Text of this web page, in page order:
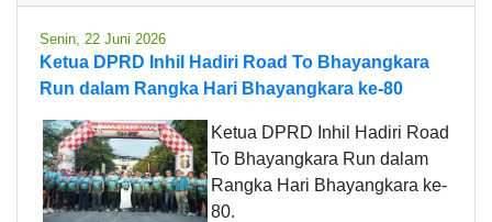
Senin, 22 Juni 2026
Ketua DPRD Inhil Hadiri Road To Bhayangkara
Run dalam Rangka Hari Bhayangkara ke-80
Ketua DPRD Inhil Hadiri Road
To Bhayangkara Run dalam
Rangka Hari Bhayangkara ke-
80.